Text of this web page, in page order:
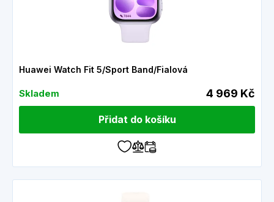
Huawei Watch Fit 5/Sport Band/Fialová
Skladem 4 969 Kč
Přidat do košíku